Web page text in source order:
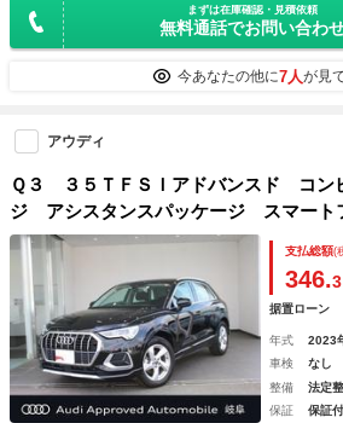
まずは在庫確認・見積依頼
無料通話でお問い合わ
今あなたの他に7人が見
アウディ
Ｑ３ ３５ＴＦＳＩアドバンスド コン
ジ アシスタンスパッケージ スマート
ス ＭＭＩナビゲーション サイドアシ
ド 電動リアゲート リアカメラ Ｅ
ＬＡＹ
支払総額(
346.3
据置ローン
年式 2023
車検
なし
整備
法定
保証
保証